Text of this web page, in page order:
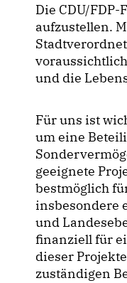
Die CDU/
aufzustellen.
und die
Für uns ist
um eine
geeignete
bestmöglich
insbesondere
und
finanziell für
dieser
zuständigen